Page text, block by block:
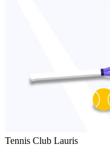
Tennis Club Lauris